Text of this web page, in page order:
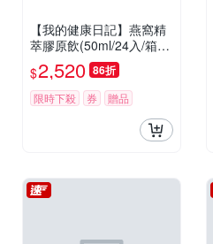
【我的健康日記】燕窩精
萃膠原飲(50ml/24入/箱)
＋蜂王膠原飲(50ml/24入/
箱)
$2,520 86折
限時下殺 券 贈品